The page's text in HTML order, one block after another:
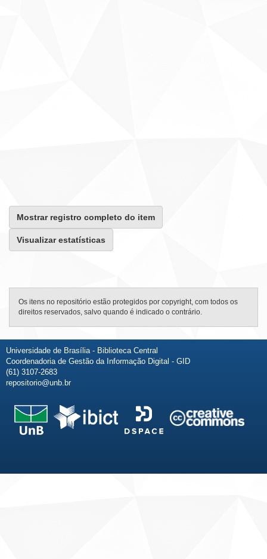
Mostrar registro completo do item
Visualizar estatísticas
Os itens no repositório estão protegidos por copyright, com todos os
direitos reservados, salvo quando é indicado o contrário.
Universidade de Brasília - Biblioteca Central
Coordenadoria de Gestão da Informação Digital - GID
(61) 3107-2683
repositorio@unb.br